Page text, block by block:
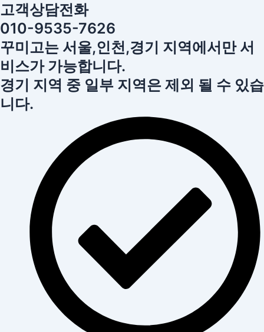
고객상담전화
010-9535-7626
꾸미고는 서울,인천,경기 지역에서만 서
비스가 가능합니다.
경기 지역 중 일부 지역은 제외 될 수 있습
니다.